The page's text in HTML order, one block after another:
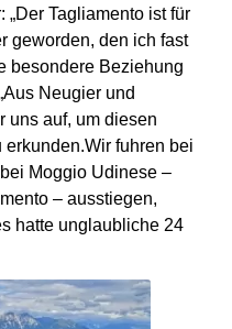
Tagliamento ist für
geworden, den ich fast
besondere Beziehung
Neugier und
uns auf, um diesen
fuhren bei
Moggio Udinese –
– ausstiegen,
hatte unglaubliche 24